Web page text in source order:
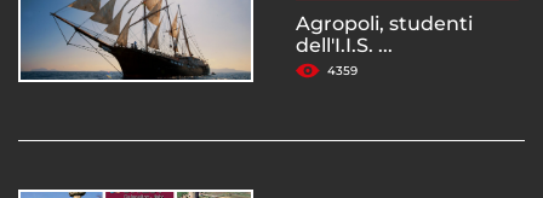
Agropoli, studenti
dell'I.I.S. ...
4359